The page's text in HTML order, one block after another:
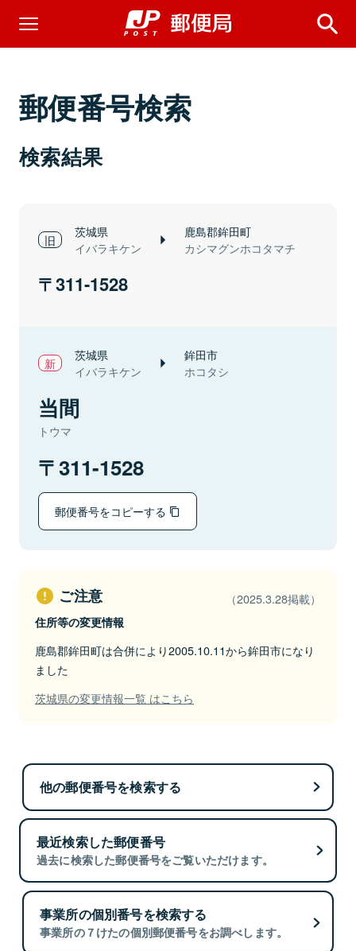
郵便番号検索
検索結果
茨城県
イバラキケン
鹿島郡鉾田町
カシマグンホコタマチ
311-1528
茨城県
イバラキケン
鉾田市
ホコタシ
当間
トウマ
311-1528
郵便番号をコピーする
ご注意 （2025.3.28掲載）
住所等の変更情報
鹿島郡鉾田町は合併により2005.10.11から鉾田市になり
ました
茨城県の変更情報一覧 はこちら
他の郵便番号を検索する
最近検索した郵便番号
過去に検索した郵便番号をご覧いただけます。
事業所の個別番号を検索する
事業所の７けたの個別郵便番号をお調べします。